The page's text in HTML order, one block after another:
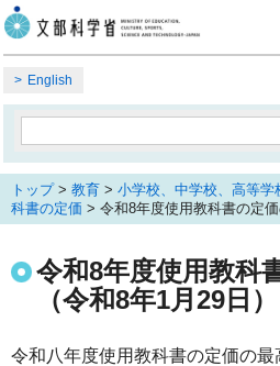
English
トップ> 教育 > 小学校、中学校、高等学
科書の定価 > 令和8年度使用教科書の定
令和8年度使用教科
（令和8年1月29日）
令和八年度使用教科書の定価の